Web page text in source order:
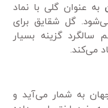
به عنوان گلی با نماد
گل شقایق برای
گزینه بسیار
می‌کند.
به شمار می‌آید و